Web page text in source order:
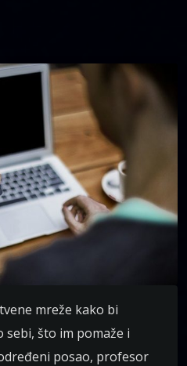
mreže kako bi
što im pomaže i
posao, profesor